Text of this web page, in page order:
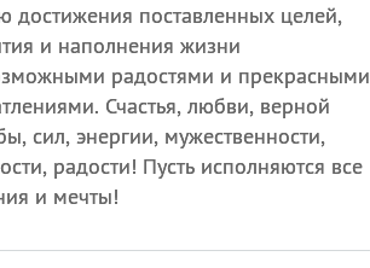
достижения поставленных целей,
и наполнения жизни
радостями и прекрасными
Счастья, любви, верной
сил, энергии, мужественности,
радости! Пусть исполняются все
и мечты!